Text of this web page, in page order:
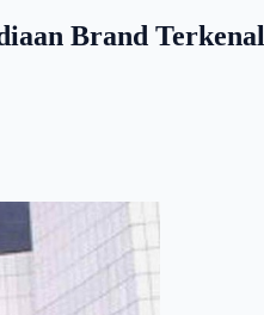
Brand Terkenal